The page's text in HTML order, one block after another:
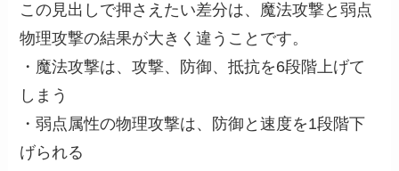
この見出しで押さえたい差分は、魔法攻撃と弱点
物理攻撃の結果が大きく違うことです。
・魔法攻撃は、攻撃、防御、抵抗を6段階上げて
しまう
・弱点属性の物理攻撃は、防御と速度を1段階下
げられる